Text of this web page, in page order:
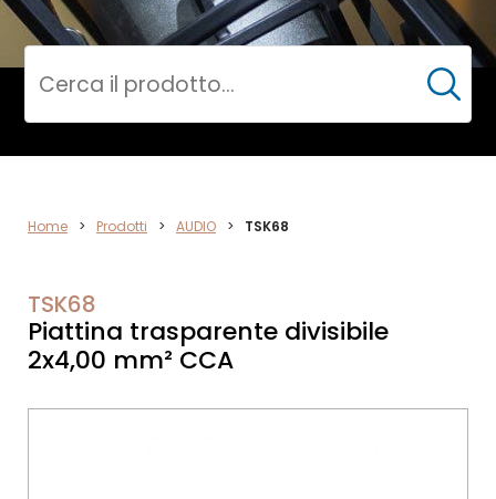
AUDIO
Cerca
Home > Prodotti > AUDIO > TSK68
TSK68
Piattina trasparente divisibile
2x4,00 mm² CCA